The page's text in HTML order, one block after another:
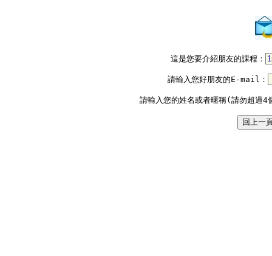
這是您要介紹朋友的課程：
請輸入您好朋友的E-mail：
請輸入您的姓名或者暱稱(請勿超過4